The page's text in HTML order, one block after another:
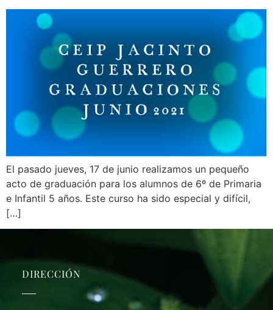
El pasado jueves, 17 de junio realizamos un pequeño
acto de graduación para los alumnos de 6º de Primaria
e Infantil 5 años. Este curso ha sido especial y difícil,
[…]
DIRECCIÓN